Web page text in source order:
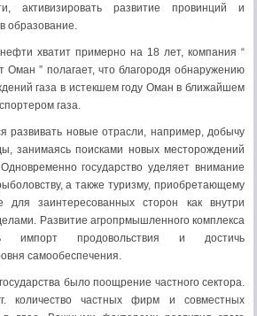
активизировать развитие провинций и
образование.
хватит примерно на 18 лет, компания “
Оман ” полагает, что благородя обнаружению
газа в истекшем году Оман в ближайшем
газа.
развивать новые отрасли, например, добычу
занимаясь поисками новых месторождений
государство уделяет внимание
а также туризму, приобретающему
для заинтересованных сторон как внутри
Развитие агропрмышленного комплекса
импорт продовольствия и достичь
самообеспечения.
было поощрение частного сектора.
частных фирм и совместных